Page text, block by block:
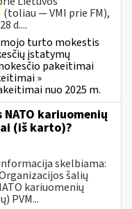
(toliau — VMI prie FM),
d....
turto mokestis
įstatymų
pakeitimai
»
nuo 2025 m.
kariuomenių
(iš karto)?
skelbiama:
šalių
kariuomenių
PVM...